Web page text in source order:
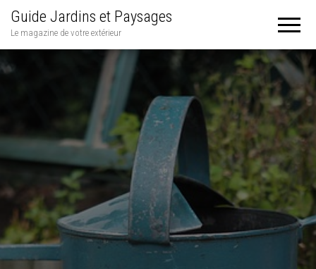
Guide Jardins et Paysages
Le magazine de votre extérieur